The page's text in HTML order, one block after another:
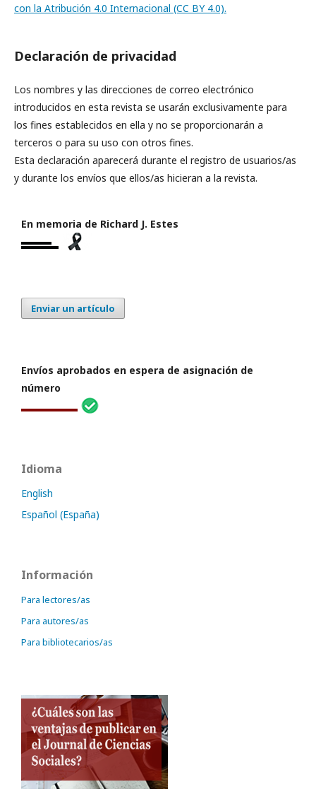
con la Atribución 4.0 Internacional (CC BY 4.0).
Declaración de privacidad
Los nombres y las direcciones de correo electrónico
introducidos en esta revista se usarán exclusivamente para
los fines establecidos en ella y no se proporcionarán a
terceros o para su uso con otros fines.
Esta declaración aparecerá durante el registro de usuarios/as
y durante los envíos que ellos/as hicieran a la revista.
En memoria de Richard J. Estes
Enviar un artículo
Envíos aprobados en espera de asignación de
número
Idioma
English
Español (España)
Información
Para lectores/as
Para autores/as
Para bibliotecarios/as